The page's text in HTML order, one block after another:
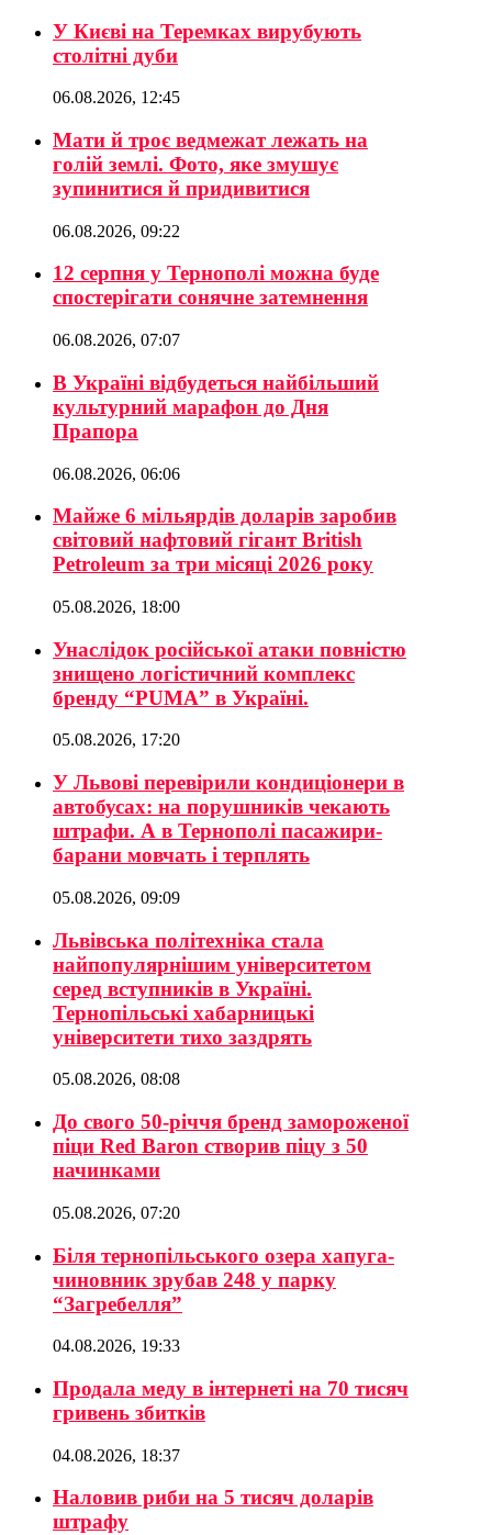
У Києві на Теремках вирубують
столітні дуби
06.08.2026, 12:45
Мати й троє ведмежат лежать на
голій землі. Фото, яке змушує
зупинитися й придивитися
06.08.2026, 09:22
12 серпня у Тернополі можна буде
спостерігати сонячне затемнення
06.08.2026, 07:07
В Україні відбудеться найбільший
культурний марафон до Дня
Прапора
06.08.2026, 06:06
Майже 6 мільярдів доларів заробив
світовий нафтовий гігант British
Petroleum за три місяці 2026 року
05.08.2026, 18:00
Унаслідок російської атаки повністю
знищено логістичний комплекс
бренду “PUMA” в Україні.
05.08.2026, 17:20
У Львові перевірили кондиціонери в
автобусах: на порушників чекають
штрафи. А в Тернополі пасажири-
барани мовчать і терплять
05.08.2026, 09:09
Львівська політехніка стала
найпопулярнішим університетом
серед вступників в Україні.
Тернопільські хабарницькі
університети тихо заздрять
05.08.2026, 08:08
До свого 50-річчя бренд замороженої
піци Red Baron створив піцу з 50
начинками
05.08.2026, 07:20
Біля тернопільського озера хапуга-
чиновник зрубав 248 у парку
“Загребелля”
04.08.2026, 19:33
Продала меду в інтернеті на 70 тисяч
гривень збитків
04.08.2026, 18:37
Наловив риби на 5 тисяч доларів
штрафу